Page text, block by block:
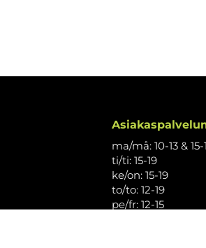
ma/må: 10-13 & 15-
ti/ti: 15-19
ke/on: 15-19
to/to: 12-19
pe/fr: 12-15